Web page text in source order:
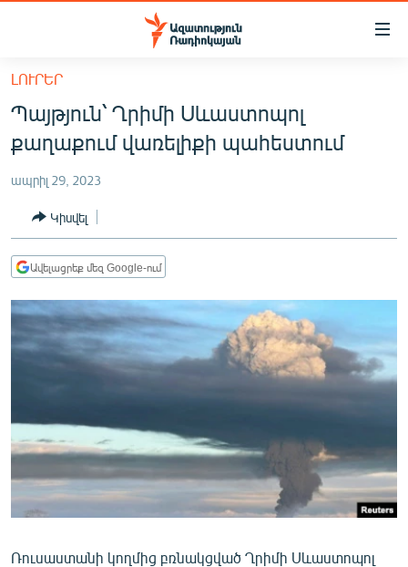
Մատչելիության
հիմնական
բովանդակությանը
հիմնական
մենյուին
ՀԱՅԱՍՏԱՆ
ՔԱՂԱՔԱԿԱՆ
ԸՆՏՐՈՒԹՅՈՒՆՆԵՐ 2026
ԻՐԱՎՈՒՆՔ
ՀԱՍԱՐԱԿՈՒԹՅՈՒՆ
ՂԱՐԱԲԱՂ
ՊԱՏԵՐԱԶՄԻ 6 ՇԱԲԱԹՆԵՐԸ
ՄԻՋԱԶԳԱՅԻՆ
ՄՇԱԿՈՒՅԹ
ՍՊՈՐՏ
ՄԵԿՆԱԲԱՆՈՒԹՅՈՒՆ
ՏՏ ԵՒ ԻՆՏԵՐՆԵՏ
ԼՈՒՐԵՐ
Պայթյուն՝ Ղրիմի Սևաստոպոլ
քաղաքում վառելիքի պահեստում
ապրիլ 29, 2023
Կիսվել
Ավելացրեք մեզ Google-ում
Ռուսաստանի կողմից բռնակցված Ղրիմի Սևաստոպոլ